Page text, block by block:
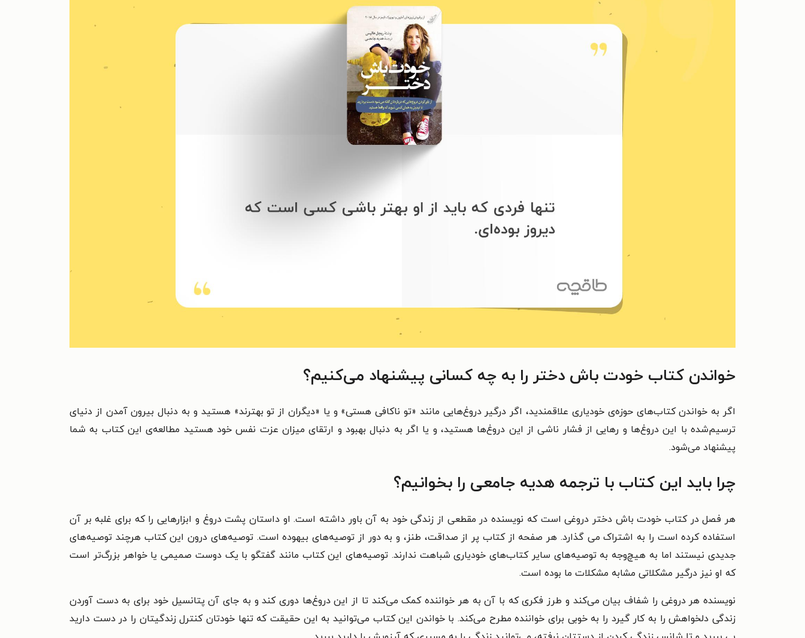
خواندن کتاب خودت باش دختر را به چه کسانی پیشنهاد می‌کنیم؟
اگر به خواندن کتاب‌های حوزه‌ی خودیاری علاقمندید، اگر درگیر دروغ‌هایی مانند «تو ناکافی هستی» و یا «دیگران از تو بهترند» هستید و به دنبال بیرون آمدن از دنیای
ترسیم‌شده با این دروغ‌ها و رهایی از فشار ناشی از این دروغ‌ها هستید، و یا اگر به دنبال بهبود و ارتقای میزان عزت نفس خود هستید مطالعه‌ی این کتاب به شما
پیشنهاد می‌شود.
چرا باید این کتاب با ترجمه هدیه جامعی را بخوانیم؟
هر فصل در کتاب خودت باش دختر دروغی است که نویسنده در مقطعی از زندگی خود به آن باور داشته است. او داستان پشت دروغ و ابزارهایی را که برای غلبه بر آن
استفاده کرده است را به اشتراک می گذارد. هر صفحه از کتاب پر از صداقت، طنز، و به دور از توصیه‌های بیهوده است. توصیه‌های درون این کتاب هرچند توصیه‌های
جدیدی نیستند اما به هیچ‌وجه به توصیه‌های سایر کتاب‌های خودیاری شباهت ندارند. توصیه‌های این کتاب مانند گفتگو با یک دوست صمیمی یا خواهر بزرگ‌تر است
که او نیز درگیر مشکلاتی مشابه مشکلات ما بوده است.
نویسنده هر دروغی را شفاف بیان می‌کند و طرز فکری که با آن به هر خواننده کمک می‌کند تا از این دروغ‌ها دوری کند و به جای آن پتانسیل خود برای به دست آوردن
زندگی دلخواهش را به کار گیرد را به خوبی برای خواننده مطرح می‌کند. با خواندن این کتاب می‌توانید به این حقیقت که تنها خودتان کنترل زندگیتان را در دست دارید